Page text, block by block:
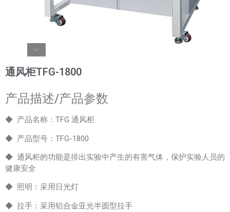
通风柜TFG-1800
产品描述/产品参数
◆ 产品名称：TFG 通风柜
◆ 产品型号：TFG-1800
◆ 通风柜的功能是排出实验中产生的有害气体，保护实验人员的
健康安全
◆ 照明：采用日光灯
◆ 拉手：采用铝合金亚光半圆型拉手